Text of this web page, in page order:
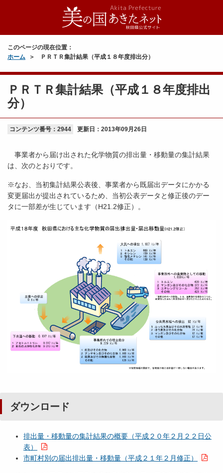
このページの現在位置：
ホーム
ＰＲＴＲ集計結果（平成１８年度排出分）
ＰＲＴＲ集計結果（平成１８年度排出
分）
コンテンツ番号：2944 更新日： 2013年09月26日
事業者から届け出された化学物質の排出量・移動量の集計結果
は、次のとおりです。
※なお、当初集計結果公表後、事業者から既届出データにかかる
変更届出が提出されているため、当初公表データと修正後のデー
タに一部差が生じています（H21.2修正）。
ダウンロード
排出量・移動量の集計結果の概要（平成２０年２月２２日公
表）
市町村別の届出排出量・移動量（平成２１年２月修正）